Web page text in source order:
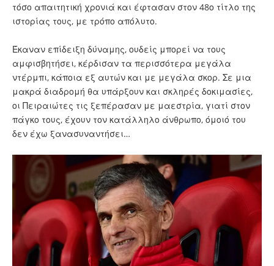
τόσο απαιτητική χρονιά και έφτασαν στον 48ο τίτλο της
ιστορίας τους, με τρόπο απόλυτο.
Έκαναν επίδειξη δύναμης, ουδείς μπορεί να τους
αμφισβητήσει, κέρδισαν τα περισσότερα μεγάλα
ντέρμπι, κάποια εξ αυτών και με μεγάλα σκορ. Σε μια
μακρά διαδρομή θα υπάρξουν και σκληρές δοκιμασίες,
οι Πειραιώτες τις ξεπέρασαν με μαεστρία, γιατί στον
πάγκο τους, έχουν τον κατάλληλο άνθρωπο, όμοιό του
δεν έχω ξανασυναντήσει…